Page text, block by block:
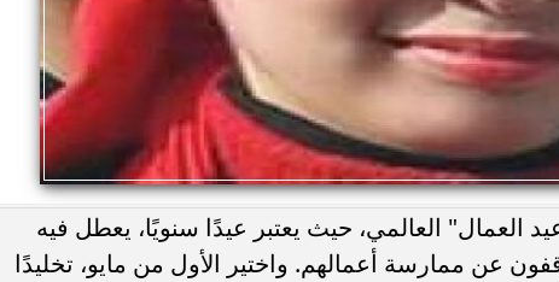
العمال" العالمي، حيث يعتبر عيدًا سنويًا، يعطل فيه
عن ممارسة أعمالهم. واختير الأول من مايو، تخليدًا